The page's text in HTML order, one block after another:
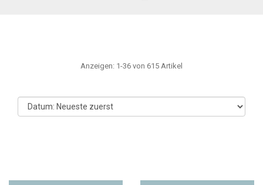
Anzeigen: 1-36 von 615 Artikel